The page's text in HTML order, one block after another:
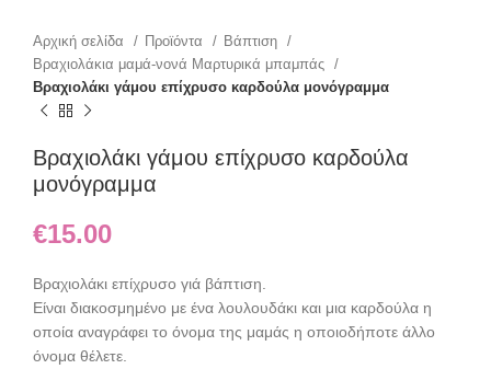
Αρχική σελίδα Προϊόντα
Βάπτιση
Βραχιολάκια μαμά-νονά Μαρτυρικά μπαμπάς
Βραχιολάκι γάμου επίχρυσο καρδούλα μονόγραμμα
Βραχιολάκι γάμου επίχρυσο καρδούλα
μονόγραμμα
€15.00
Βραχιολάκι επίχρυσο γιά βάπτιση.
Είναι διακοσμημένο με ένα λουλουδάκι και μια καρδούλα η
οποία αναγράφει το όνομα της μαμάς η οποιοδήποτε άλλο
όνομα θέλετε.